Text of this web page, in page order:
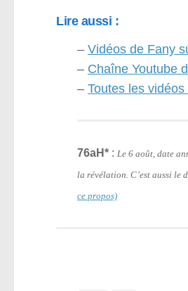
Lire aussi :
– Vidéos de Fany
– Chaîne Youtube
– Toutes les
76aH* : Le 6 août, date
la révélation. C’est aussi le
ce propos)